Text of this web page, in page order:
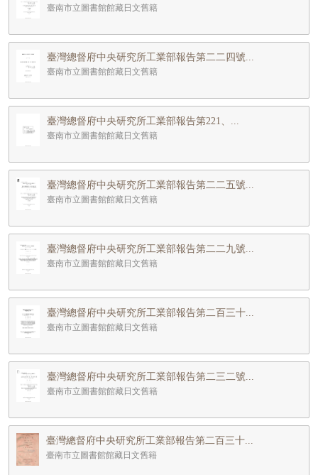
臺南市立圖書館館藏日文舊籍
臺灣總督府中央研究所工業部報告第二二四號...
臺南市立圖書館館藏日文舊籍
臺灣總督府中央研究所工業部報告第221、...
臺南市立圖書館館藏日文舊籍
臺灣總督府中央研究所工業部報告第二二五號...
臺南市立圖書館館藏日文舊籍
臺灣總督府中央研究所工業部報告第二二九號...
臺南市立圖書館館藏日文舊籍
臺灣總督府中央研究所工業部報告第二百三十...
臺南市立圖書館館藏日文舊籍
臺灣總督府中央研究所工業部報告第二三二號...
臺南市立圖書館館藏日文舊籍
臺灣總督府中央研究所工業部報告第二百三十...
臺南市立圖書館館藏日文舊籍